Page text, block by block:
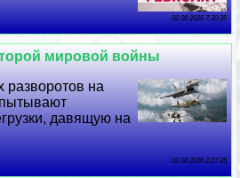
02 08 2026 7:30:35
мировой войны
разворотов на
давящую на
01 08 2026 2:27:35